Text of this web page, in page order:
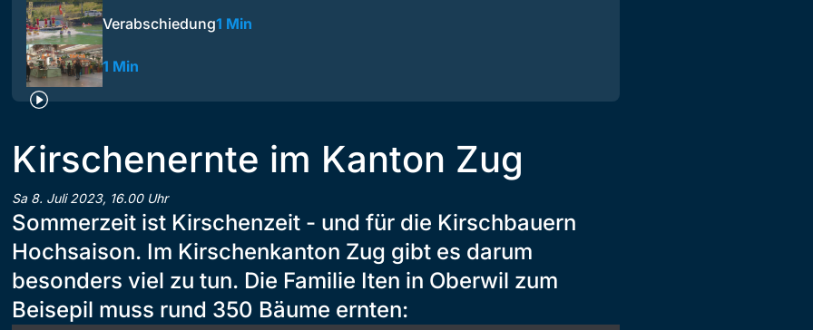
Verabschiedung1 Min
1 Min
Kirschenernte im Kanton Zug
Sa 8. Juli 2023, 16.00 Uhr
Sommerzeit ist Kirschenzeit - und für die Kirschbauern
Hochsaison. Im Kirschenkanton Zug gibt es darum
besonders viel zu tun. Die Familie Iten in Oberwil zum
Beisepil muss rund 350 Bäume ernten: